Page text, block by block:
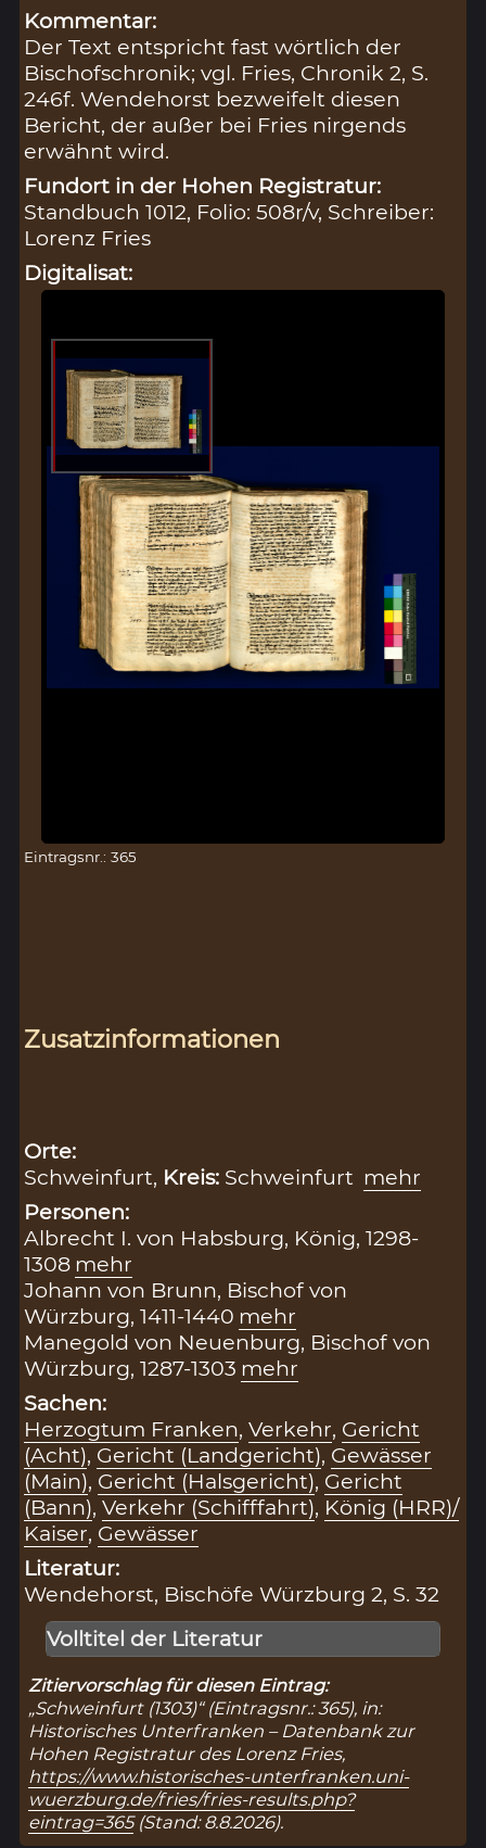
Kommentar:
Der Text entspricht fast wörtlich der
Bischofschronik; vgl. Fries, Chronik 2, S.
246f. Wendehorst bezweifelt diesen
Bericht, der außer bei Fries nirgends
erwähnt wird.
Fundort in der Hohen Registratur:
Standbuch 1012, Folio: 508r/v, Schreiber:
Lorenz Fries
Digitalisat:
Eintragsnr.: 365
Zusatzinformationen
Orte:
Schweinfurt, Kreis: Schweinfurt mehr
Personen:
Albrecht I. von Habsburg, König, 1298-
1308 mehr
Johann von Brunn, Bischof von
Würzburg, 1411-1440 mehr
Manegold von Neuenburg, Bischof von
Würzburg, 1287-1303 mehr
Sachen:
Herzogtum Franken,Verkehr, Gericht
(Acht), Gericht (Landgericht), Gewässer
(Main), Gericht (Halsgericht), Gericht
(Bann),Verkehr (Schifffahrt), König (HRR)/
Kaiser, Gewässer
Literatur:
Wendehorst, Bischöfe Würzburg 2, S. 32
Volltitel der Literatur
Zitiervorschlag für diesen Eintrag:
„Schweinfurt (1303)“ (Eintragsnr.: 365), in:
Historisches Unterfranken – Datenbank zur
Hohen Registratur des Lorenz Fries,
https://www.historisches-unterfranken.uni-
wuerzburg.de/fries/fries-results.php?
eintrag=365(Stand: 8.8.2026).